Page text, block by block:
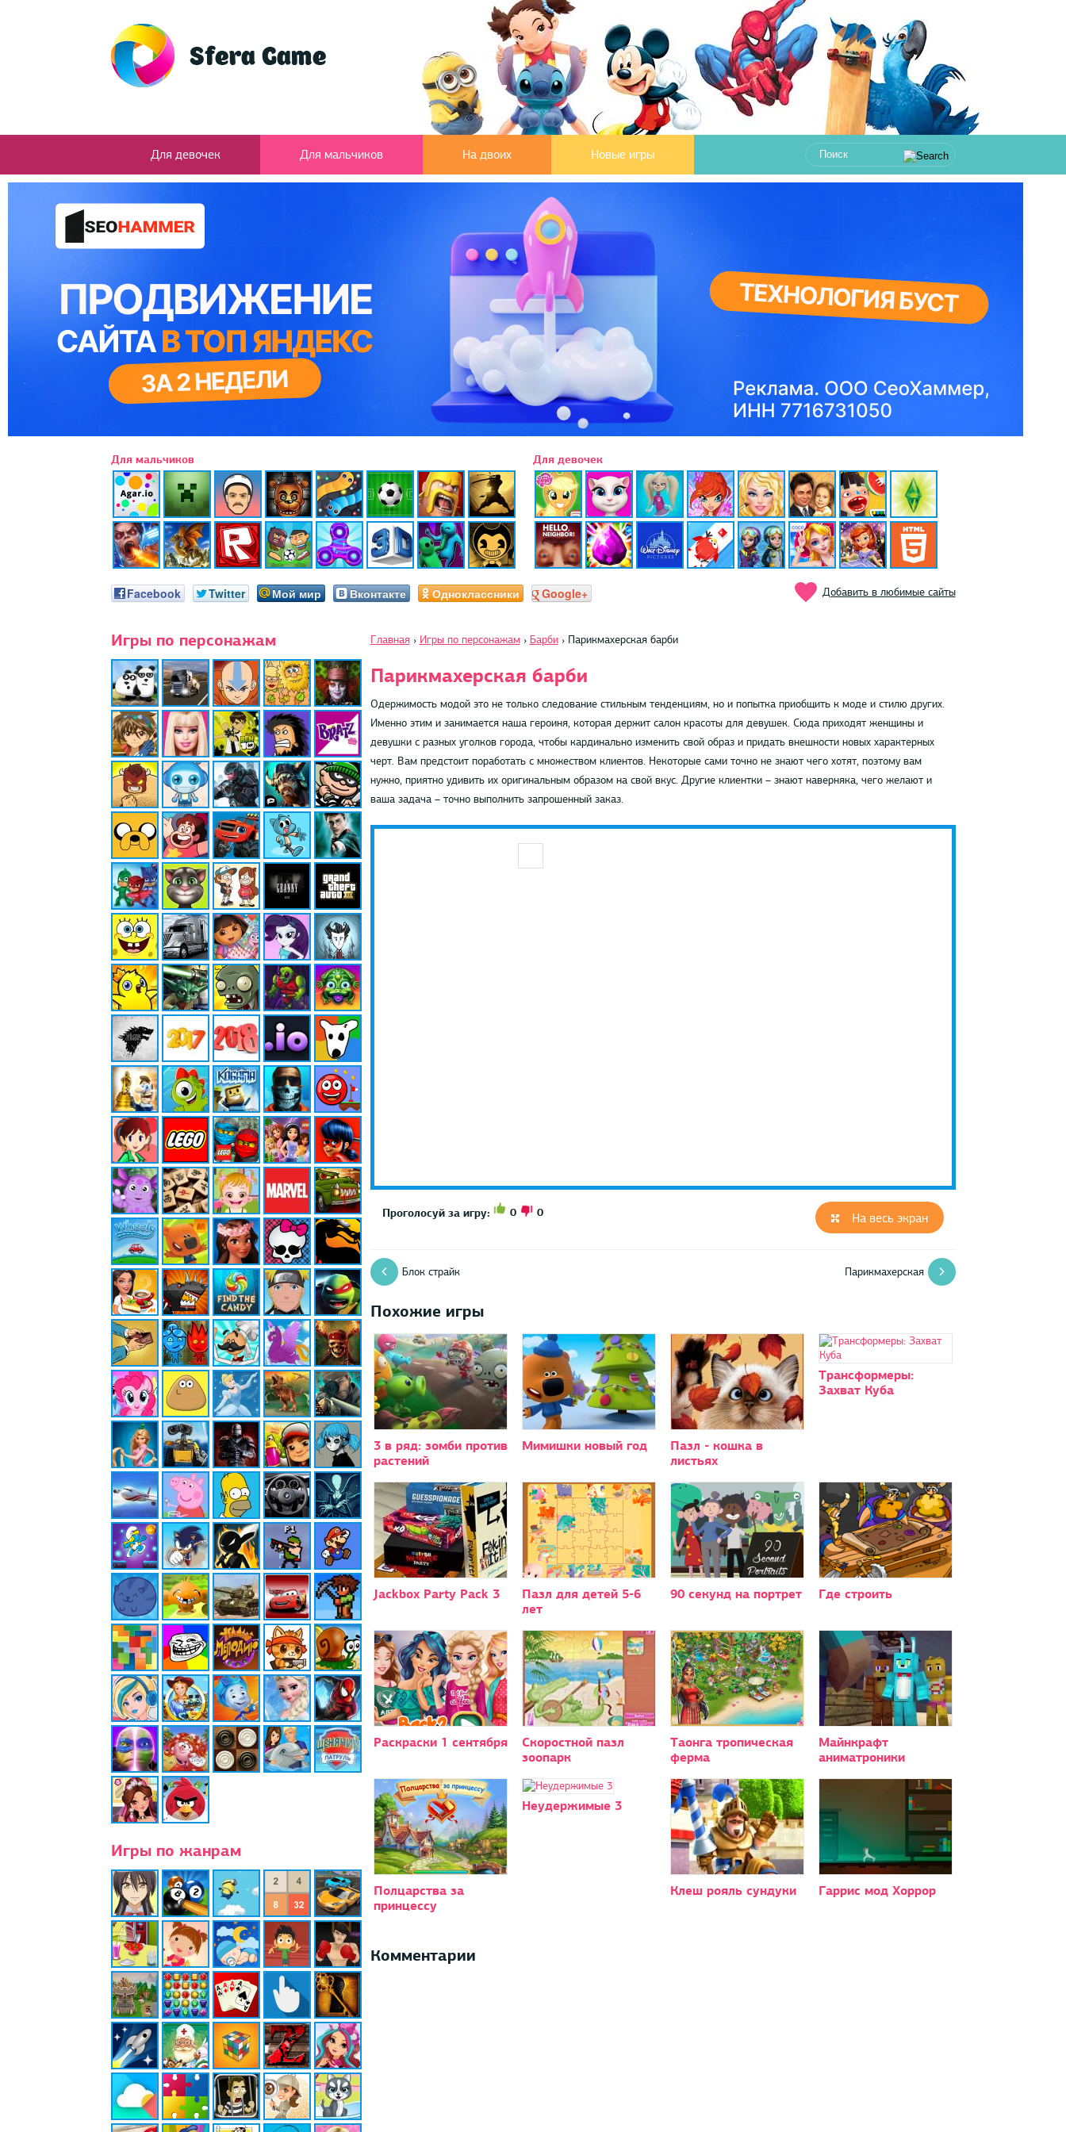
Для девочек Для мальчиков На двоих Новые игры
Для мальчиков Для девочек
Facebook Twitter Мой мир Вконтакте Одноклассники Google+ Добавить в любимые сайты
Игры по персонажам
Игры по жанрам
Главная › Игры по персонажам › Барби › Парикмахерская барби
Парикмахерская барби
Одержимость модой это не только следование стильным тенденциям, но и попытка приобщить к моде и стилю других.
Именно этим и занимается наша героиня, которая держит салон красоты для девушек. Сюда приходят женщины и
девушки с разных уголков города, чтобы кардинально изменить свой образ и придать внешности новых характерных
черт. Вам предстоит поработать с множеством клиентов. Некоторые сами точно не знают чего хотят, поэтому вам
нужно, приятно удивить их оригинальным образом на свой вкус. Другие клиентки – знают наверняка, чего желают и
ваша задача – точно выполнить запрошенный заказ.
На весь экран
Проголосуй за игру: 0 0
Блок страйк Парикмахерская
Похожие игры
3 в ряд: зомби против
растений
Мимишки новый год
Пазл - кошка в
листьях
Трансформеры:
Захват Куба
Jackbox Party Pack 3
Пазл для детей 5-6
лет
90 секунд на портрет Где строить
Раскраски 1 сентября
Скоростной пазл
зоопарк
Таонга тропическая
ферма
Майнкрафт
аниматроники
Полцарства за
принцессу
Неудержимые 3
Клеш рояль сундуки Гаррис мод Хоррор
Комментарии